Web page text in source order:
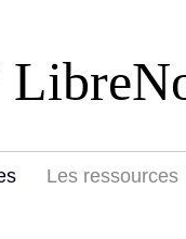
Les ressources